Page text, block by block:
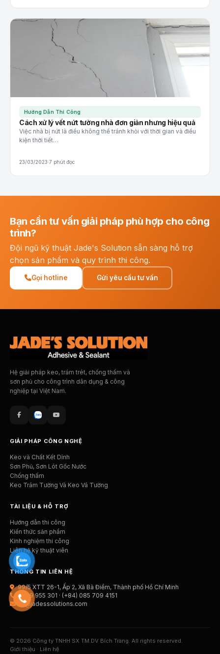
Hướng Dẫn Thi Công
Cách xử lý vết nứt tường nhà đơn giản nhưng hiệu quả
Việc nhà bị nứt là điều không thể tránh khỏi với thời gian và điều
kiện thời tiết…
23/03/2023·7 phút đọc
Bạn cần tư vấn giải pháp phù hợp cho công
trình?
Đội ngũ kỹ thuật Jade's Solution sẵn sàng hỗ trợ
chọn sản phẩm và quy trình thi công.
Gọi hotline Gửi yêu cầu tư vấn
Hệ giải pháp keo, trám trét, chống thấm và
sơn phủ cho công trình dân dụng & công
nghiệp tại Việt Nam.
GIẢI PHÁP CÔNG NGHỆ
Keo và Chất Kết Dính
Sơn Phủ, Sơn Lót Gốc Nước
Chống thấm
Keo Trám Tường Và Keo Vá Tường
TÀI LIỆU & HỖ TRỢ
Hướng dẫn thi công
Kiến thức sản phẩm
Kinh nghiệm thi công
Liên hệ kỹ thuật viên
THÔNG TIN LIÊN HỆ
99/5 XTT 26-1, Ấp 2, Xã Bà Điểm, Thành phố Hồ Chí Minh
0979 955 301 · (+84) 085 709 4151
cs@jadessolutions.com
© 2026 Công ty TNHH SX TM DV Bích Trang. All rights reserved.
Giới thiệu · Liên hệ